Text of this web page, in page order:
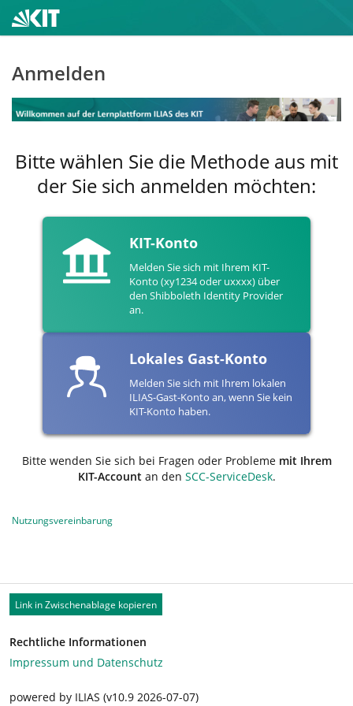
Anmelden
Bitte wählen Sie die Methode aus mit
der Sie sich anmelden möchten:
KIT-Konto
Melden Sie sich mit Ihrem KIT-
Konto (xy1234 oder uxxxx) über
den Shibboleth Identity Provider
an.
Lokales Gast-Konto
Melden Sie sich mit Ihrem lokalen
ILIAS-Gast-Konto an, wenn Sie kein
KIT-Konto haben.
Bitte wenden Sie sich bei Fragen oder Probleme mit Ihrem
KIT-Accountan den SCC-ServiceDesk.
Nutzungsvereinbarung
Link in Zwischenablage kopieren
Rechtliche Informationen
Impressum und Datenschutz
powered by ILIAS (v10.9 2026-07-07)